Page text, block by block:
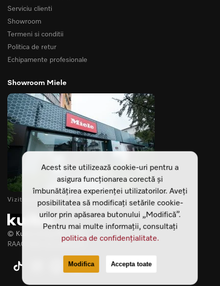
Serviciu clienti
Showroom
Termeni si conditii
Politica de retur
Echipamente profesionale
Showroom Miele
Vizitează-ne showroomurile din Cluj Napoca si Sibiu
© Kuiba Living SRL 2025
RAAO Web development
Acest site utilizează cookie-uri pentru a
asigura funcționarea corectă și
îmbunătățirea experienței utilizatorilor. Aveți
posibilitatea să modificați setările cookie-
urilor prin apăsarea butonului „Modifică”.
Pentru mai multe informații, consultați
politica de confidențialitate.
Modifica Accepta toate